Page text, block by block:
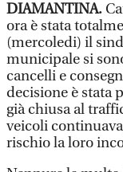
DIAMANTINA.
ora è stata
(mercoledi) il
municipale si
cancelli e
decisione è stata
già chiusa al
veicoli
rischio la loro